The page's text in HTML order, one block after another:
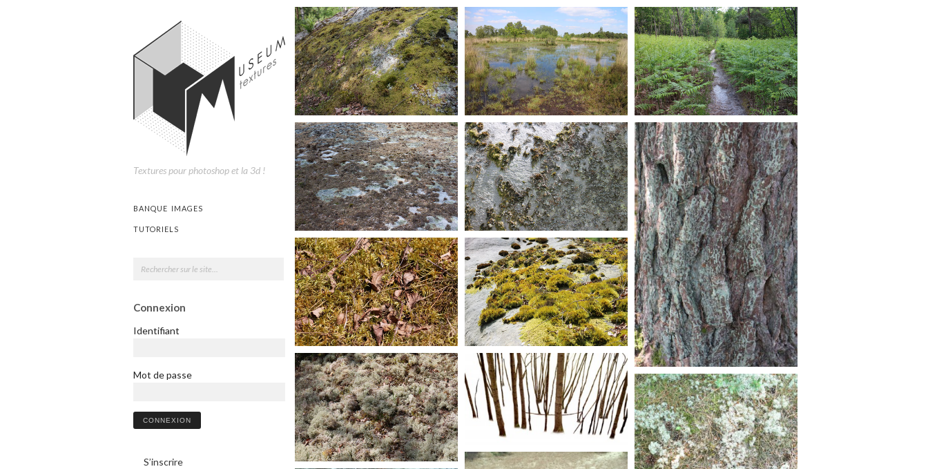
Textures pour photoshop et la 3d !
BANQUE IMAGES
TUTORIELS
Connexion
Identifiant
Mot de passe
S’inscrire